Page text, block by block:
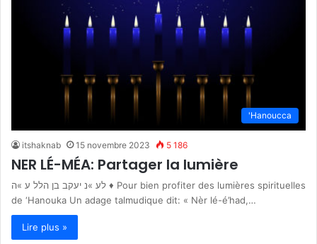
'Hanoucca
itshaknab 15 novembre 2023 5 186
NER LÉ-MÉA: Partager la lumière
לע »נ יעקב בן הלל ע »ה ♦ Pour bien profiter des lumières spirituelles
de ‘Hanouka Un adage talmudique dit: « Nèr lé-é’had,…
Lire plus »